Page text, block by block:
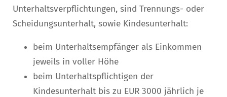
Unterhaltsverpflichtungen, sind Trennungs- oder
Scheidungsunterhalt, sowie Kindesunterhalt:
beim Unterhaltsempfänger als Einkommen
jeweils in voller Höhe
beim Unterhaltspflichtigen der
Kindesunterhalt bis zu EUR 3000 jährlich je